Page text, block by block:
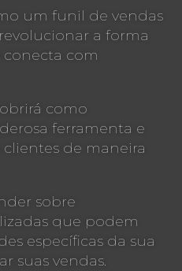
um funil de vendas
a forma
com
como
ferramenta e
de maneira
sobre
que podem
específicas da sua
suas vendas.